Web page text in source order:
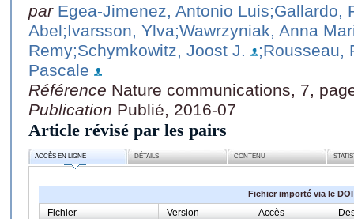
par Egea-Jimenez, Antonio Luis;Gallardo,
Abel;Ivarsson, Ylva;Wawrzyniak, Anna
Remy;Schymkowitz, Joost J.
;Rousseau,
Pascale
Référence Nature communications, 7,
Publication Publié, 2016-07
Article révisé par les pairs
ACCÈS EN LIGNE DÉTAILS CONTENU
Fichier importé via le DOI
Fichier Version Accès